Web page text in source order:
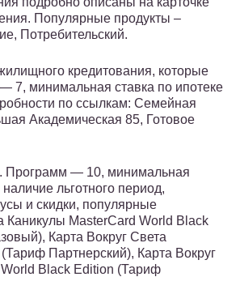
Популярные продукты –
Потребительский.
кредитования, которые
7, минимальная ставка по ипотеке
по ссылкам: Семейная
Академическая 85, Готовое
Программ — 10, минимальная
льготного период,
и скидки, популярные
Каникулы MasterCard World Black
Карта Вокруг Света
Партнерский), Карта Вокруг
World Black Edition (Тариф